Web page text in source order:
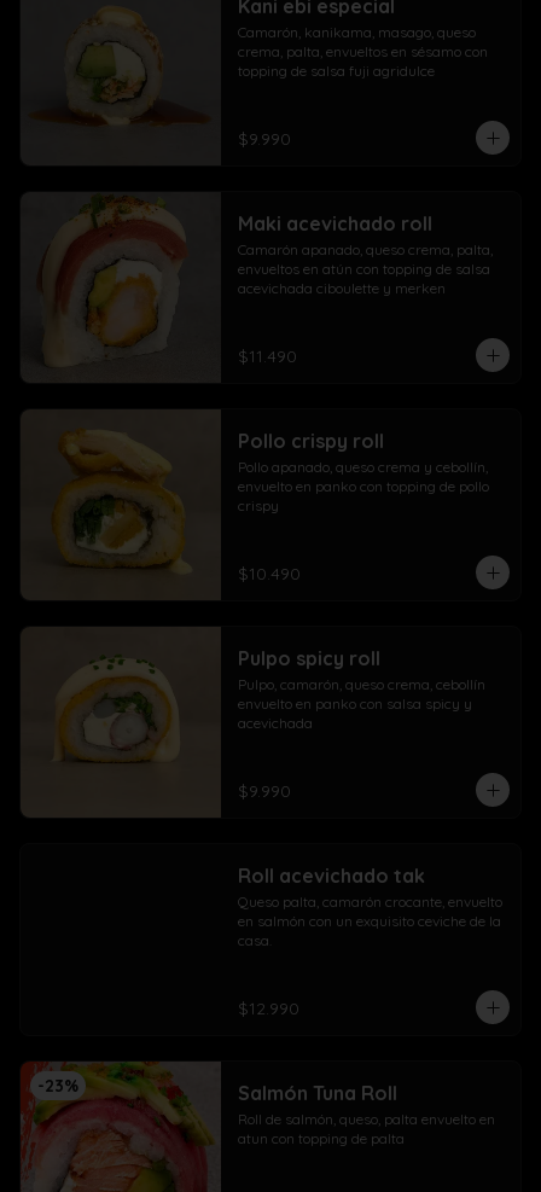
Kani ebi especial
Camarón, kanikama, masago, queso
crema, palta, envueltos en sésamo con
topping de salsa fuji agridulce
$9.990
Maki acevichado roll
Camarón apanado, queso crema, palta,
envueltos en atún con topping de salsa
acevichada ciboulette y merken
$11.490
Pollo crispy roll
Pollo apanado, queso crema y cebollín,
envuelto en panko con topping de pollo
crispy
$10.490
Pulpo spicy roll
Pulpo, camarón, queso crema, cebollín
envuelto en panko con salsa spicy y
acevichada
$9.990
Roll acevichado tak
Queso palta, camarón crocante, envuelto
en salmón con un exquisito ceviche de la
casa.
$12.990
-23% Salmón Tuna Roll
Roll de salmón, queso, palta envuelto en
atun con topping de palta